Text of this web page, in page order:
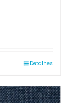
Detalhes